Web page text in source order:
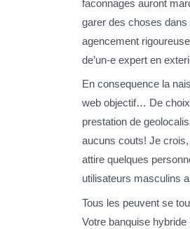
faconnages auront
garer des choses
agencement
de’un-e expert en
En consequence la
web objectif… De choix
prestation de
aucuns couts! Je
attire quelques
utilisateurs masculins
Tous les peuvent se
Votre banquise